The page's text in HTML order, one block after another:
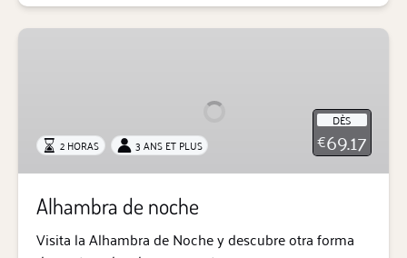
Alhambra
DÈS
€69.17
2 HORAS 3 ANS ET PLUS
Alhambra de noche
Visita la Alhambra de Noche y descubre otra forma